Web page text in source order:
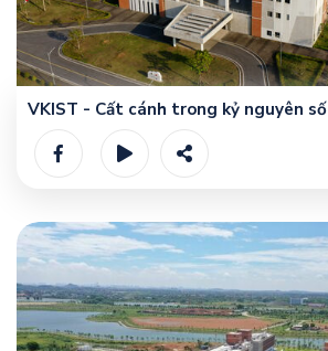
VKIST - Cất cánh trong kỷ nguyên số